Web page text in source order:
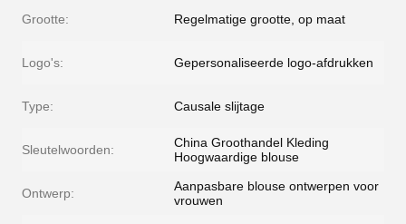
Grootte: Regelmatige grootte, op maat
Logo's: Gepersonaliseerde logo-afdrukken
Type: Causale slijtage
Sleutelwoorden:
China Groothandel Kleding
Hoogwaardige blouse
Ontwerp:
Aanpasbare blouse ontwerpen voor
vrouwen